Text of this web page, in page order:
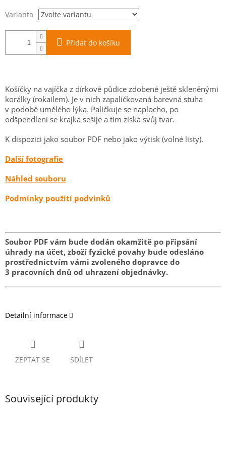
Varianta
Přidat do košíku
Košíčky na vajíčka z dírkové půdice zdobené ještě skleněnými
korálky (rokailem). Je v nich zapaličkovaná barevná stuha
v podobě umělého lýka. Paličkuje se naplocho, po
odšpendlení se krajka sešije a tím získá svůj tvar.
K dispozici jako soubor PDF nebo jako výtisk (volné listy).
Další fotografie
Náhled souboru
Podmínky použití podvinků
Soubor PDF vám bude dodán okamžitě po připsání
úhrady na účet, zboží fyzické povahy bude odesláno
prostřednictvím vámi zvoleného dopravce do
3 pracovních dnů od uhrazení objednávky.
Detailní informace
ZEPTAT SE SDÍLET
Související produkty